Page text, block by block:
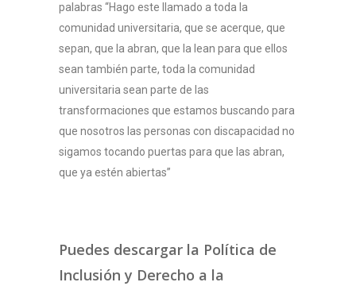
palabras “Hago este llamado a toda la
comunidad universitaria, que se acerque, que
sepan, que la abran, que la lean para que ellos
sean también parte, toda la comunidad
universitaria sean parte de las
transformaciones que estamos buscando para
que nosotros las personas con discapacidad no
sigamos tocando puertas para que las abran,
que ya estén abiertas”
Puedes descargar la Política de
Inclusión y Derecho a la